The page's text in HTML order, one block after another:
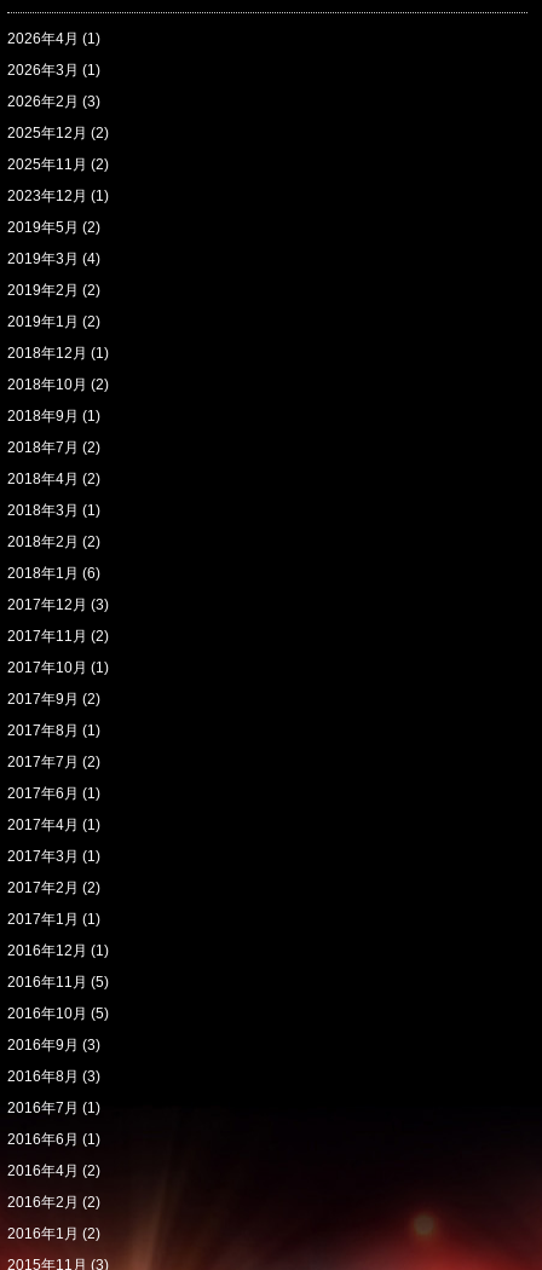
2026年4月 (1)
2026年3月 (1)
2026年2月 (3)
2025年12月 (2)
2025年11月 (2)
2023年12月 (1)
2019年5月 (2)
2019年3月 (4)
2019年2月 (2)
2019年1月 (2)
2018年12月 (1)
2018年10月 (2)
2018年9月 (1)
2018年7月 (2)
2018年4月 (2)
2018年3月 (1)
2018年2月 (2)
2018年1月 (6)
2017年12月 (3)
2017年11月 (2)
2017年10月 (1)
2017年9月 (2)
2017年8月 (1)
2017年7月 (2)
2017年6月 (1)
2017年4月 (1)
2017年3月 (1)
2017年2月 (2)
2017年1月 (1)
2016年12月 (1)
2016年11月 (5)
2016年10月 (5)
2016年9月 (3)
2016年8月 (3)
2016年7月 (1)
2016年6月 (1)
2016年4月 (2)
2016年2月 (2)
2016年1月 (2)
2015年11月 (3)